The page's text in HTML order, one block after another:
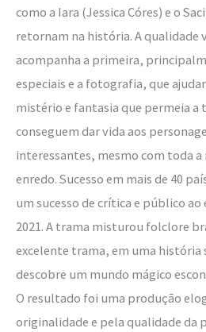
como a Iara (Jessica Córes) e o
retornam na história. A qualidade
acompanha a primeira,
especiais e a fotografia, que
mistério e fantasia que permeia a
conseguem dar vida aos
interessantes, mesmo com toda a
enredo. Sucesso em mais de 40
um sucesso de crítica e público
2021. A trama misturou folclore
excelente trama, em uma história
descobre um mundo mágico
O resultado foi uma produção
originalidade e pela qualidade da